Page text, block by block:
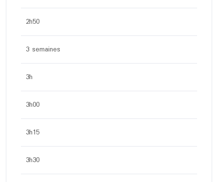
2h50
3 semaines
3h
3h00
3h15
3h30